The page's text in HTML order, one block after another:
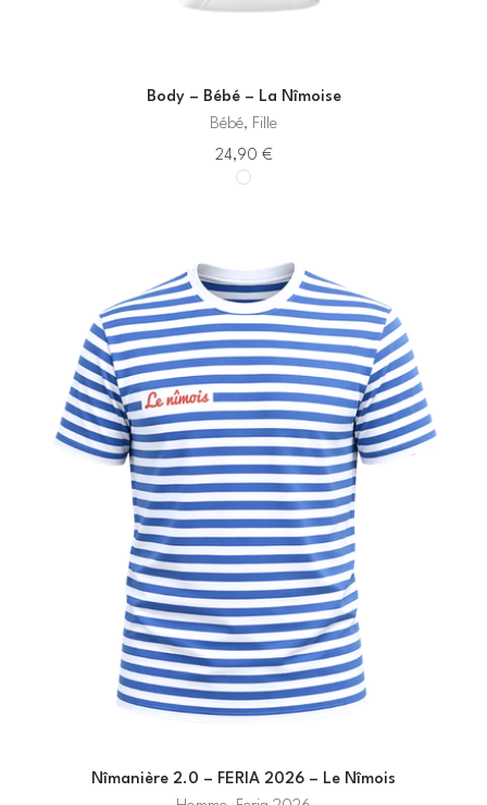
Body – Bébé – La Nîmoise
Bébé, Fille
24,90 €
Nîmanière 2.0 – FERIA 2026 – Le Nîmois